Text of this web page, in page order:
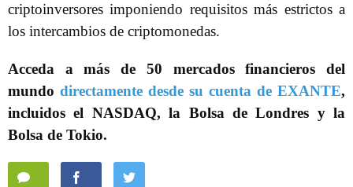
criptoinversores imponiendo requisitos más estrictos a
los intercambios de criptomonedas.
Acceda a más de 50 mercados financieros del
mundo directamente desde su cuenta de EXANTE,
incluidos el NASDAQ, la Bolsa de Londres y la
Bolsa de Tokio.